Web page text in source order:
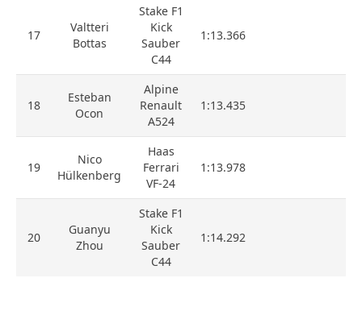
17
Valtteri
Bottas
Stake F1
Kick
Sauber
C44
1:13.366
18
Esteban
Ocon
Alpine
Renault
A524
1:13.435
19
Nico
Hülkenberg
Haas
Ferrari
VF-24
1:13.978
20
Guanyu
Zhou
Stake F1
Kick
Sauber
C44
1:14.292